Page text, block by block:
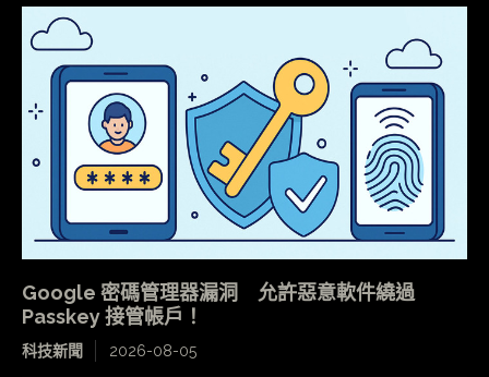
Google 密碼管理器漏洞 允許惡意軟件繞過
Passkey 接管帳戶！
科技新聞 2026-08-05